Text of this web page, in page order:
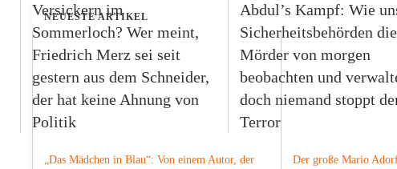
NEUESTE ARTIKEL
„Das Mädchen in Blau“: Von einem Autor, der
Der große Mario
Versickern im
Sommerloch? Wer meint,
Friedrich Merz sei seit
gestern aus dem Schneider,
der hat keine Ahnung von
Politik
Abdul’s Kampf: Wie
Sicherheitsbehörden die
Mörder von morgen
beobachten und
doch niemand stoppt
Terror